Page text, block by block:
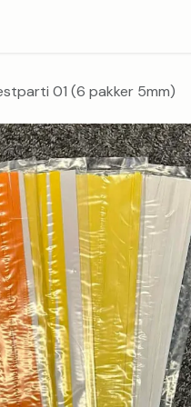
01 (6 pakker 5mm)